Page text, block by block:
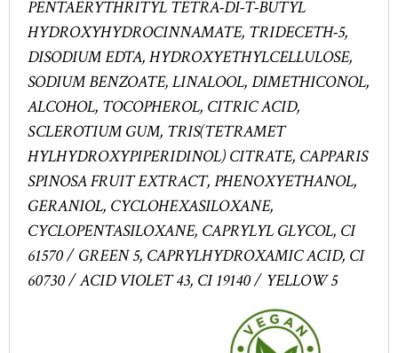
PENTAERYTHRITYL TETRA-DI-T-BUTYL
HYDROXYHYDROCINNAMATE, TRIDECETH-5,
DISODIUM EDTA, HYDROXYETHYLCELLULOSE,
SODIUM BENZOATE, LINALOOL, DIMETHICONOL,
ALCOHOL, TOCOPHEROL, CITRIC ACID,
SCLEROTIUM GUM, TRIS(TETRAMET
HYLHYDROXYPIPERIDINOL) CITRATE, CAPPARIS
SPINOSA FRUIT EXTRACT, PHENOXYETHANOL,
GERANIOL, CYCLOHEXASILOXANE,
CYCLOPENTASILOXANE, CAPRYLYL GLYCOL, CI
61570 / GREEN 5, CAPRYLHYDROXAMIC ACID, CI
60730 / ACID VIOLET 43, CI 19140 / YELLOW 5